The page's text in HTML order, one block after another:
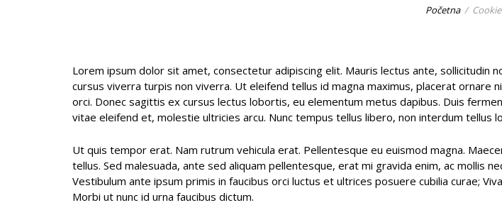
Početna
Lorem ipsum dolor sit amet, consectetur adipiscing elit. Mauris lectus ante, sollicitudin
cursus viverra turpis non viverra. Ut eleifend tellus id magna maximus, placerat
orci. Donec sagittis ex cursus lectus lobortis, eu elementum metus dapibus. Duis
vitae eleifend et, molestie ultricies arcu. Nunc tempus tellus libero, non interdum tellus
Ut quis tempor erat. Nam rutrum vehicula erat. Pellentesque eu euismod magna.
tellus. Sed malesuada, ante sed aliquam pellentesque, erat mi gravida enim, ac mollis
Vestibulum ante ipsum primis in faucibus orci luctus et ultrices posuere cubilia curae;
Morbi ut nunc id urna faucibus dictum.